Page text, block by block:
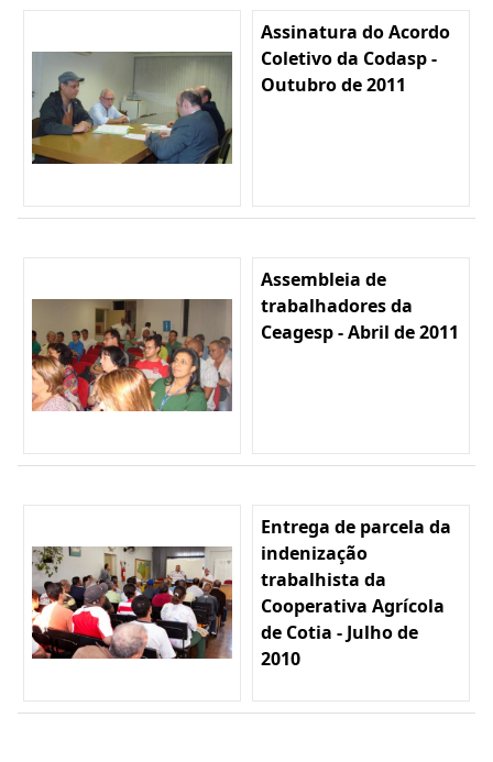
Assinatura do Acordo
Coletivo da Codasp -
Outubro de 2011
Assembleia de
trabalhadores da
Ceagesp - Abril de 2011
Entrega de parcela da
indenização
trabalhista da
Cooperativa Agrícola
de Cotia - Julho de
2010